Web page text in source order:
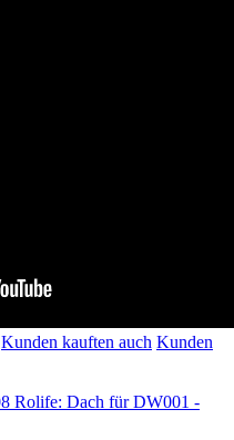
Kunden kauften auch Kunden
Rolife: Dach für DW001 -